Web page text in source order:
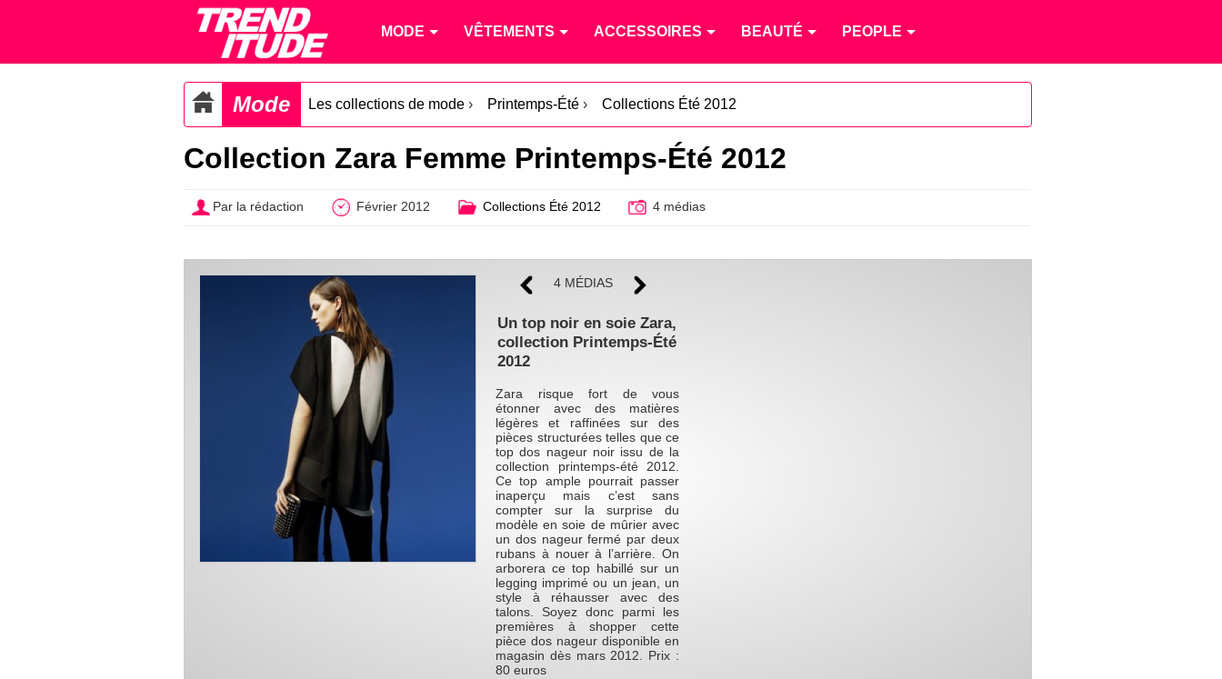
MODE VÊTEMENTS ACCESSOIRES BEAUTÉ PEOPLE
Mode Les collections de mode › Printemps-Été › Collections Été 2012
Collection Zara Femme Printemps-Été 2012
Par la rédaction Février 2012 Collections Été 2012 4 médias
4 MÉDIAS
Un top noir en soie Zara,
collection Printemps-Été
2012
Zara risque fort de vous
étonner avec des matières
légères et raffinées sur des
pièces structurées telles que ce
top dos nageur noir issu de la
collection printemps-été 2012.
Ce top ample pourrait passer
inaperçu mais c’est sans
compter sur la surprise du
modèle en soie de mûrier avec
un dos nageur fermé par deux
rubans à nouer à l’arrière. On
arborera ce top habillé sur un
legging imprimé ou un jean, un
style à réhausser avec des
talons. Soyez donc parmi les
premières à shopper cette
pièce dos nageur disponible en
magasin dès mars 2012. Prix :
80 euros